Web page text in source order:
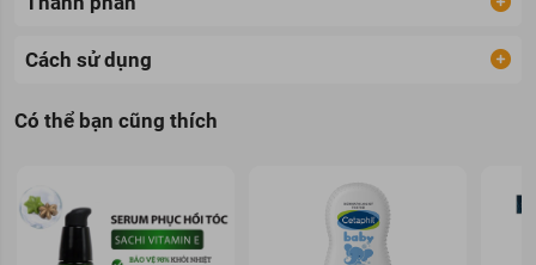
DN Ampoule 28 Days
với 2 phân loại:
1 Lọ 2ml
Cách sử dụng
Có thể bạn cũng thích